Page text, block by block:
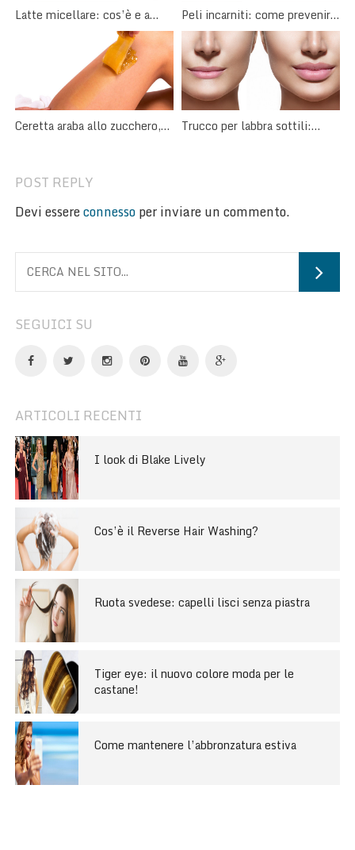
Latte micellare: cos’è e a
Peli incarniti: come prevenirli
o eliminarli
Ceretta araba allo zucchero,
Trucco per labbra sottili:
POST REPLY
Devi essereconnessoper inviare un commento.
SEGUICI SU
ARTICOLI RECENTI
I look di Blake Lively
Cos’è il Reverse Hair Washing?
Ruota svedese: capelli lisci senza piastra
Tiger eye: il nuovo colore moda per le
castane!
Come mantenere l’abbronzatura estiva